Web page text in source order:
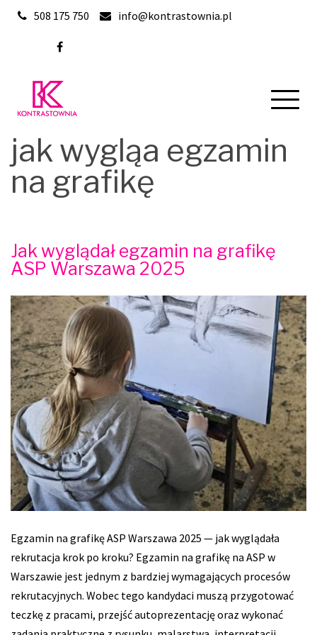
Skip
508 175 750 info@kontrastownia.pl
jak wygląa egzamin
na grafikę
Jak wyglądał egzamin na grafikę
ASP Warszawa 2025
Egzamin na grafikę ASP Warszawa 2025 — jak wyglądała
rekrutacja krok po kroku? Egzamin na grafikę na ASP w
Warszawie jest jednym z bardziej wymagających procesów
rekrutacyjnych. Wobec tego kandydaci muszą przygotować
teczkę z pracami, przejść autoprezentację oraz wykonać